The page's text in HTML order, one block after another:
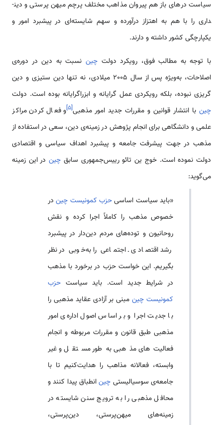
سیاست درهای باز هم پیروان مذاهب مختلف پرچم میهن پرستی و دین­
داری را با هم به اهتزاز درآورده و سهم شایسته‌­ای در پیش­برد امور و
یکپارچگی کشور داشته و دارند.
با توجه به مطالب فوق، رویکرد دولتچین نسبت به دین در دوره‌­ی
اصلاحات، به‌ویژه پس از سال 2005 میلادی، نه تنها دین ستیزی و دین
گریزی نبوده، بلکه رویکردی عمل گرایانه و ابزراگرایانه بوده است. دولت
چینبا انتشار قوانین و مقررات جدید امور مذهبی[۵]و فعال کردن مراکز
علمی و دانشگاهی برای انجام پژوهش در زمینه‌­ی دین، سعی در استفاده از
مذهب در جهت پیشرفت جامعه و پیشبرد اهداف سیاسی و اقتصادی
دولت نموده است. خوج ین ­تائو رییس­‌جمهوری سابق چیندر این زمینه
می­‌گوید:
«باید سیاست اساسیحزب کمونیست چیندر
خصوص مذهب را کاملاً اجرا کرده و نقش
روحانیون و توده‌های مردم دین‌دار در پیشبرد
رشد اقتصادی ـ اجتماعی را به‌خوبی در نظر
بگیریم. این خواست حزب در برخورد با مذهب
در شرایط جدید است. باید سیاست حزب
کمونیست چین مبنی بر آزادی عقاید مذهبی را
با جدیت اجرا و بر اساس اصول اداره‌­ی امور
مذهبی طبق قانون و مقررات مربوطه و انجام
فعالیت‌های مذهبی به‌طور مستقل و غیر
وابسته، فعالانه مذاهب را هدایت‌کنیم تا با
جامعه‌­ی سوسیالیستی چینانطباق پیدا ‌کنند و
محافل مذهبی را به ترویج سنن شایسته در
زمینه‌های میهن‌پرستی، دین‌پرستی،